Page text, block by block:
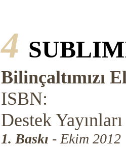
4
Bilinçaltımızı
ISBN:
Destek Yayınları
1. Baskı - Ekim 2012